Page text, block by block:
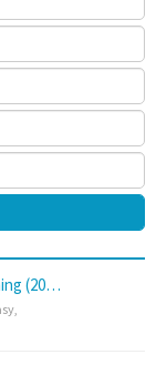
(20…
,